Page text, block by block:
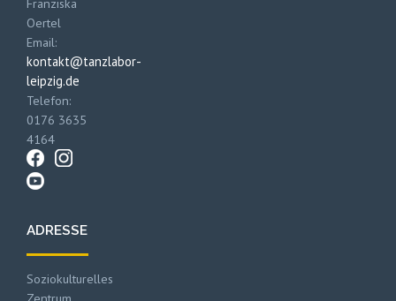
Oertel
Email:
kontakt@tanzlabor-
leipzig.de
Telefon:
0176 3635
4164
ADRESSE
Soziokulturelles
Zentrum